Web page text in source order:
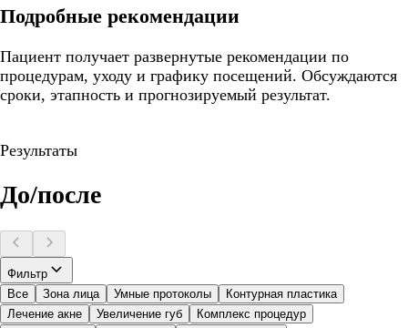
Подробные рекомендации
Пациент получает развернутые рекомендации по
процедурам, уходу и графику посещений. Обсуждаются
сроки, этапность и прогнозируемый результат.
Результаты
До/после
Фильтр
Все
Зона лица Умные протоколы
Контурная пластика
Лечение акне
Увеличение губ
Комплекс процедур